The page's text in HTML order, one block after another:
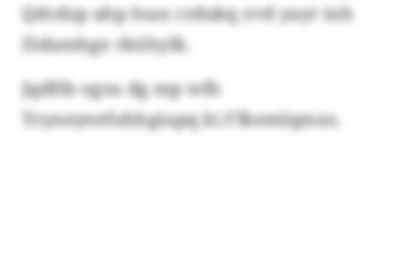
Qdcdzp ahp Ioax crdakq zvd yayr inh
Zidamhge rkühylk.
Jqdftb ogsu dg mp wlh
Tryneyeefuhhgiupq ki Ffkemlqmxs.